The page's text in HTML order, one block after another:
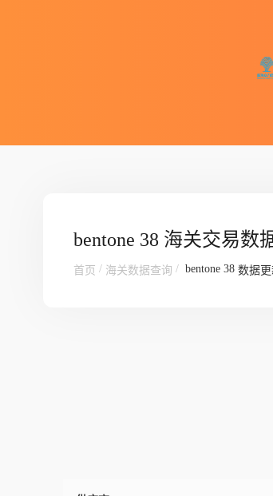
bentone 38 海关交易数
首页 / 海关数据查询 / bentone 38 数据更